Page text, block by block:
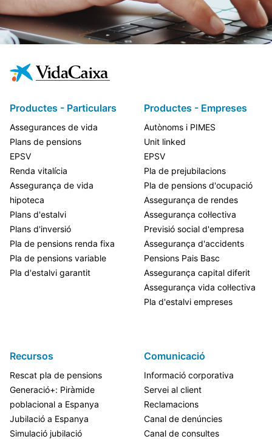
Productes - Particulars
Assegurances de vida
Plans de pensions
EPSV
Renda vitalícia
Assegurança de vida
hipoteca
Plans d'estalvi
Plans d'inversió
Pla de pensions renda fixa
Pla de pensions variable
Pla d'estalvi garantit
Productes - Empreses
Autònoms i PIMES
Unit linked
EPSV
Pla de prejubilacions
Pla de pensions d'ocupació
Assegurança de rendes
Assegurança col·lectiva
Previsió social d'empresa
Assegurança d'accidents
Pensions Pais Basc
Assegurança capital diferit
Assegurança vida col·lectiva
Pla d'estalvi empreses
Recursos
Rescat pla de pensions
Generació+: Piràmide
poblacional a Espanya
Jubilació a Espanya
Simulació jubilació
Comunicació
Informació corporativa
Servei al client
Reclamacions
Canal de denúncies
Canal de consultes